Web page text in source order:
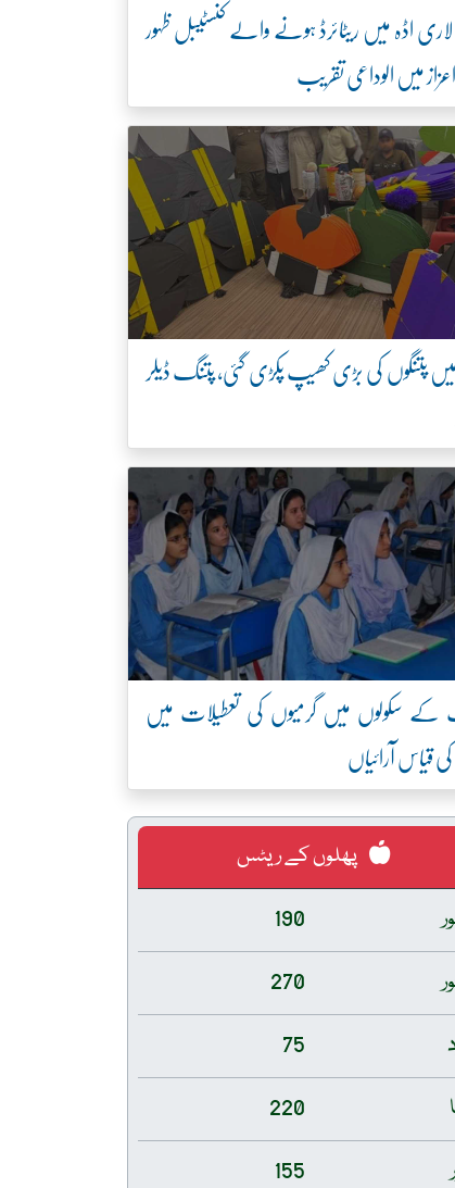
اڈہ میں ریٹائرڈ ہونے والے کنسٹیبل ظہور
میں الوداعی تقریب
پتنگوں کی بڑی کھیپ پکڑی گئی، پتنگ ڈیلر
کے سکولوں میں گرمیوں کی تعطیلات میں
قیاس آرائیاں
پھلوں کے ریٹس
190
270
75
220
155